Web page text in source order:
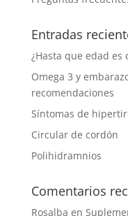
Entradas
¿Hasta que edad es
Omega 3 y
recomendaciones
Síntomas de
Circular de cordón
Polihidramnios
Comentarios
Rosalba en